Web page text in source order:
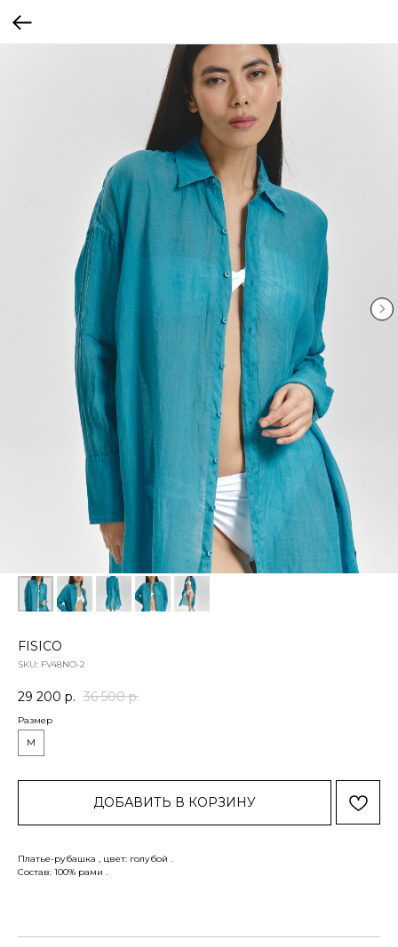
FISICO
SKU: FV48NO-2
29 200 р. 36 500 р.
Размер
M
ДОБАВИТЬ В КОРЗИНУ
Платье-рубашка , цвет: голубой .
Состав: 100% рами .